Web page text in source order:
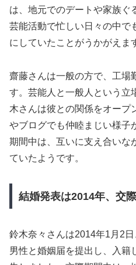
は、地元でのデートや家族ぐ
芸能活動で忙しい日々の中で
にしていたことがうかがえま
齋藤さんは一般の方で、工場
す。芸能人と一般人という立
木さんは彼との関係をオープ
やブログでも仲睦まじい様子
期間中は、互いに支え合いな
ていたようです。
結婚発表は2014年、交
鈴木奈々さんは2014年1月2
男性と婚姻届を提出し、入籍